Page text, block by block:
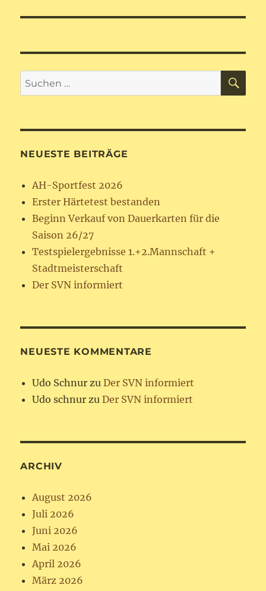
Suchen
nach:
NEUESTE BEITRÄGE
AH-Sportfest 2026
Erster Härtetest bestanden
Beginn Verkauf von Dauerkarten für die
Saison 26/27
Testspielergebnisse 1.+2.Mannschaft +
Stadtmeisterschaft
Der SVN informiert
NEUESTE KOMMENTARE
Udo Schnur zuDer SVN informiert
Udo schnur zuDer SVN informiert
ARCHIV
August 2026
Juli 2026
Juni 2026
Mai 2026
April 2026
März 2026